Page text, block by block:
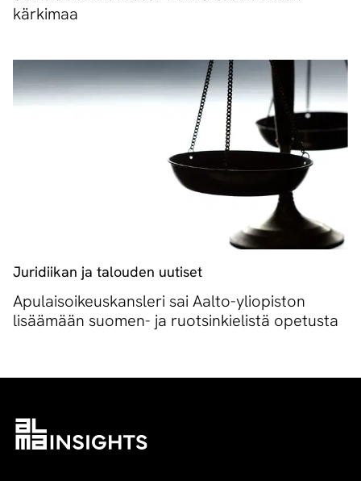
kärkimaa
Juridiikan ja talouden uutiset
Apulaisoikeuskansleri sai Aalto-yliopiston
lisäämään suomen- ja ruotsinkielistä opetusta